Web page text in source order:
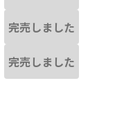
完売しました
完売しました